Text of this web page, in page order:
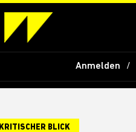
Anmelden
KRITISCHER BLICK